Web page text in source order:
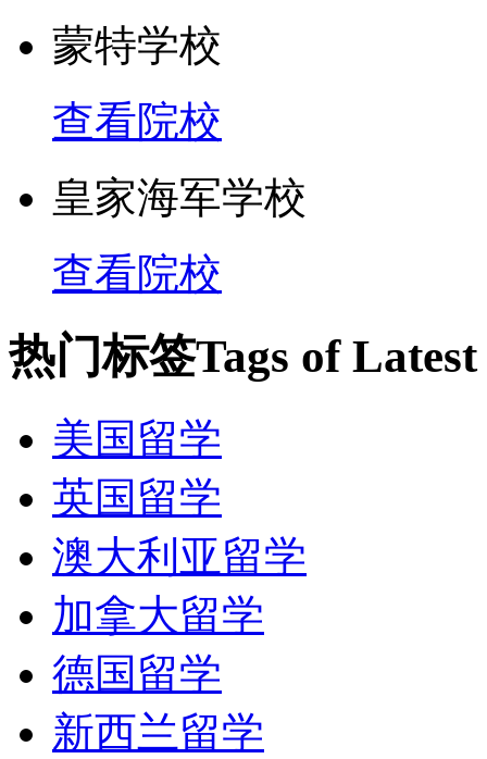
蒙特学校
查看院校
皇家海军学校
查看院校
热门标签Tags of Latest
美国留学
英国留学
澳大利亚留学
加拿大留学
德国留学
新西兰留学